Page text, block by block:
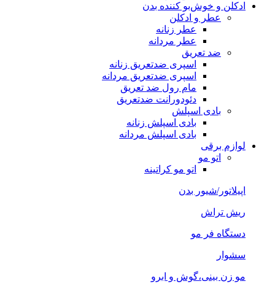
ادکلن و خوش‌بو کننده بدن
عطر و ادکلن
عطر زنانه
عطر مردانه
ضد تعریق
اسپری ضدتعریق زنانه
اسپری ضدتعریق مردانه
مام رول ضد تعریق
دئودورانت ضدتعریق
بادی اسپلش
بادی اسپلش زنانه
بادی اسپلش مردانه
لوازم برقی
اتو مو
اتو مو کراتینه
اپیلاتور/شیور بدن
ریش تراش
دستگاه فر مو
سشوار
مو زن بینی،گوش و ابرو